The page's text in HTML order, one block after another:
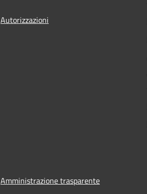
Autorizzazioni
Amministrazione trasparente